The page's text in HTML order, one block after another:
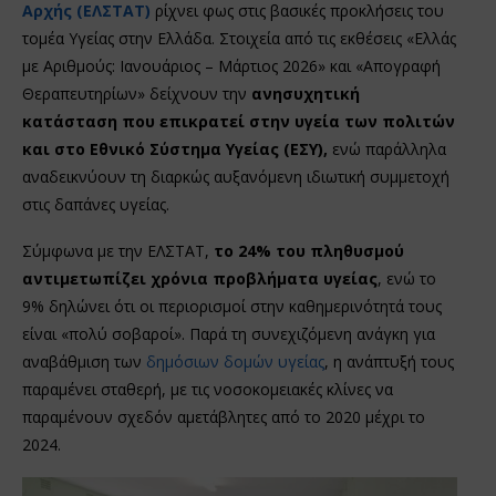
Αρχής (ΕΛΣΤΑΤ) ρίχνει φως στις βασικές προκλήσεις του
τομέα Υγείας στην Ελλάδα. Στοιχεία από τις εκθέσεις «Ελλάς
με Αριθμούς: Ιανουάριος – Μάρτιος 2026» και «Απογραφή
Θεραπευτηρίων» δείχνουν την ανησυχητική
κατάσταση που επικρατεί στην υγεία των πολιτών
και στο Εθνικό Σύστημα Υγείας (ΕΣΥ), ενώ παράλληλα
αναδεικνύουν τη διαρκώς αυξανόμενη ιδιωτική συμμετοχή
στις δαπάνες υγείας.
Σύμφωνα με την ΕΛΣΤΑΤ, το 24% του πληθυσμού
αντιμετωπίζει χρόνια προβλήματα υγείας, ενώ το
9% δηλώνει ότι οι περιορισμοί στην καθημερινότητά τους
είναι «πολύ σοβαροί». Παρά τη συνεχιζόμενη ανάγκη για
αναβάθμιση των δημόσιων δομών υγείας, η ανάπτυξή τους
παραμένει σταθερή, με τις νοσοκομειακές κλίνες να
παραμένουν σχεδόν αμετάβλητες από το 2020 μέχρι το
2024.